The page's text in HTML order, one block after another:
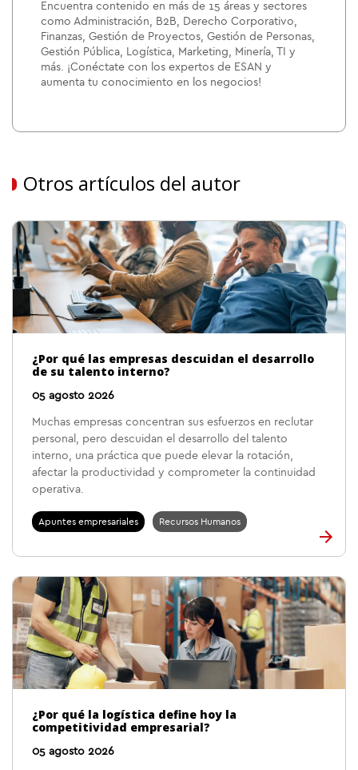
Encuentra contenido en más de 15 áreas y sectores
como Administración, B2B, Derecho Corporativo,
Finanzas, Gestión de Proyectos, Gestión de Personas,
Gestión Pública, Logística, Marketing, Minería, TI y
más. ¡Conéctate con los expertos de ESAN y
aumenta tu conocimiento en los negocios!
Otros artículos del autor
¿Por qué las empresas descuidan el desarrollo
de su talento interno?
05 agosto 2026
Muchas empresas concentran sus esfuerzos en reclutar
personal, pero descuidan el desarrollo del talento
interno, una práctica que puede elevar la rotación,
afectar la productividad y comprometer la continuidad
operativa.
Apuntes empresariales Recursos Humanos
¿Por qué la logística define hoy la
competitividad empresarial?
05 agosto 2026